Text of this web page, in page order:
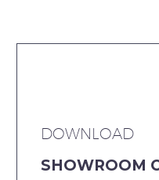
DOWNLOAD
SHOWROOM